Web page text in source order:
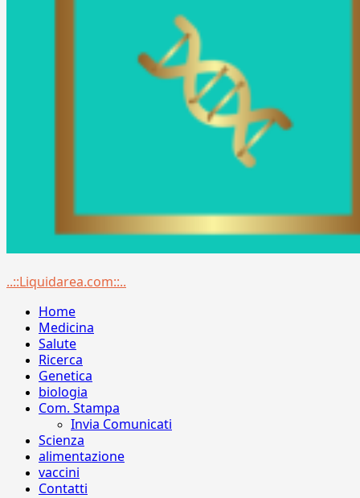
Menu
..::Liquidarea.com::..
Home
Medicina
Salute
Ricerca
Genetica
biologia
Com. Stampa
Invia Comunicati
Scienza
alimentazione
vaccini
Contatti